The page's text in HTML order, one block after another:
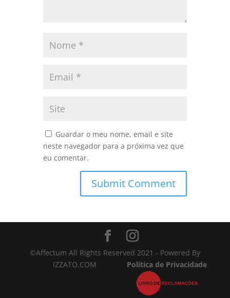
Guardar o meu nome, email e site
neste navegador para a próxima vez que
eu comentar.
©Affectum All Rights Reserved 2021 - Powered By
IZZATO.COM
Política de Privacidade